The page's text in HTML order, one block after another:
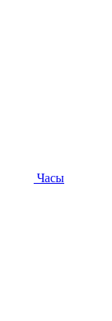
Часы